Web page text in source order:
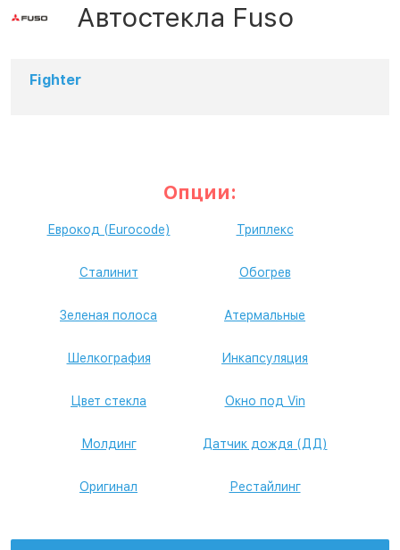
Автостекла Fuso
Fighter
Опции:
Еврокод (Eurocode) Триплекс
Сталинит Обогрев
Зеленая полоса Атермальные
Шелкография Инкапсуляция
Цвет стекла Окно под Vin
Молдинг Датчик дождя (ДД)
Оригинал Рестайлинг